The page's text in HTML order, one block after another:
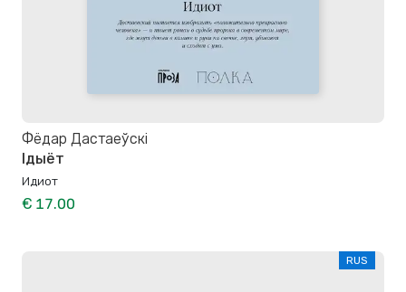
Фёдар Дастаеўскі
Ідыёт
Идиот
€ 17.00
RUS